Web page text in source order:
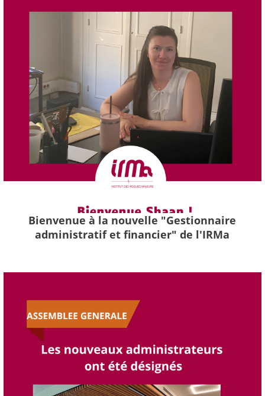
Bienvenue à la nouvelle "Gestionnaire
administratif et financier" de l'IRMa